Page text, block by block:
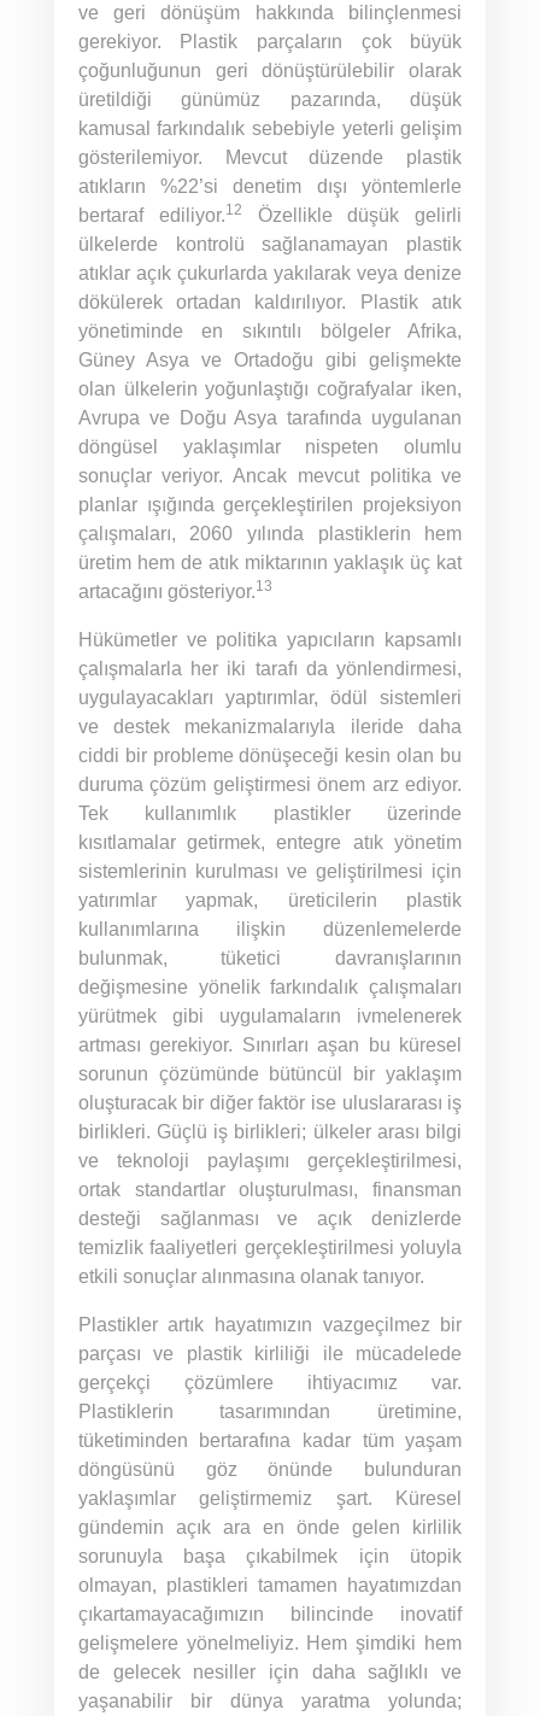
ve geri dönüşüm hakkında bilinçlenmesi
gerekiyor. Plastik parçaların çok büyük
çoğunluğunun geri dönüştürülebilir olarak
üretildiği günümüz pazarında, düşük
kamusal farkındalık sebebiyle yeterli gelişim
gösterilemiyor. Mevcut düzende plastik
atıkların %22’si denetim dışı yöntemlerle
bertaraf ediliyor.12
Özellikle düşük gelirli
ülkelerde kontrolü sağlanamayan plastik
atıklar açık çukurlarda yakılarak veya denize
dökülerek ortadan kaldırılıyor. Plastik atık
yönetiminde en sıkıntılı bölgeler Afrika,
Güney Asya ve Ortadoğu gibi gelişmekte
olan ülkelerin yoğunlaştığı coğrafyalar iken,
Avrupa ve Doğu Asya tarafında uygulanan
döngüsel yaklaşımlar nispeten olumlu
sonuçlar veriyor. Ancak mevcut politika ve
planlar ışığında gerçekleştirilen projeksiyon
çalışmaları, 2060 yılında plastiklerin hem
üretim hem de atık miktarının yaklaşık üç kat
artacağını gösteriyor.13
Hükümetler ve politika yapıcıların kapsamlı
çalışmalarla her iki tarafı da yönlendirmesi,
uygulayacakları yaptırımlar, ödül sistemleri
ve destek mekanizmalarıyla ileride daha
ciddi bir probleme dönüşeceği kesin olan bu
duruma çözüm geliştirmesi önem arz ediyor.
Tek kullanımlık plastikler üzerinde
kısıtlamalar getirmek, entegre atık yönetim
sistemlerinin kurulması ve geliştirilmesi için
yatırımlar yapmak, üreticilerin plastik
kullanımlarına ilişkin düzenlemelerde
bulunmak, tüketici davranışlarının
değişmesine yönelik farkındalık çalışmaları
yürütmek gibi uygulamaların ivmelenerek
artması gerekiyor. Sınırları aşan bu küresel
sorunun çözümünde bütüncül bir yaklaşım
oluşturacak bir diğer faktör ise uluslararası iş
birlikleri. Güçlü iş birlikleri; ülkeler arası bilgi
ve teknoloji paylaşımı gerçekleştirilmesi,
ortak standartlar oluşturulması, finansman
desteği sağlanması ve açık denizlerde
temizlik faaliyetleri gerçekleştirilmesi yoluyla
etkili sonuçlar alınmasına olanak tanıyor.
Plastikler artık hayatımızın vazgeçilmez bir
parçası ve plastik kirliliği ile mücadelede
gerçekçi çözümlere ihtiyacımız var.
Plastiklerin tasarımından üretimine,
tüketiminden bertarafına kadar tüm yaşam
döngüsünü göz önünde bulunduran
yaklaşımlar geliştirmemiz şart. Küresel
gündemin açık ara en önde gelen kirlilik
sorunuyla başa çıkabilmek için ütopik
olmayan, plastikleri tamamen hayatımızdan
çıkartamayacağımızın bilincinde inovatif
gelişmelere yönelmeliyiz. Hem şimdiki hem
de gelecek nesiller için daha sağlıklı ve
yaşanabilir bir dünya yaratma yolunda;